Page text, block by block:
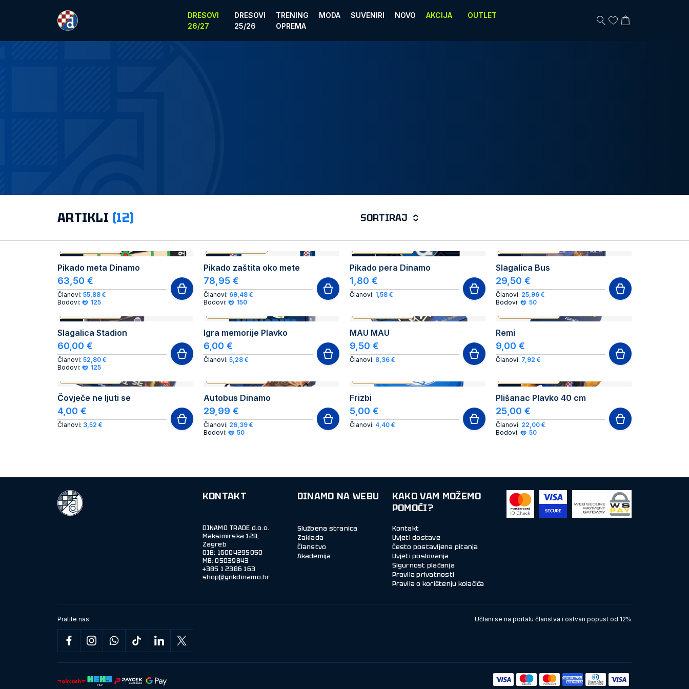
DRESOVI
26/27
DRESOVI
25/26
TRENING
OPREMA
MODA SUVENIRI NOVO AKCIJA OUTLET
ARTIKLI (12) SORTIRAJ
Pikado meta Dinamo
63,50 €
Članovi: 55,88 €
Bodovi:
125
Pikado zaštita oko mete
78,95 €
Članovi: 69,48 €
Bodovi:
150
Pikado pera Dinamo
1,80 €
Članovi: 1,58 €
Slagalica Bus
29,50 €
Članovi: 25,96 €
Bodovi:
50
Slagalica Stadion
60,00 €
Članovi: 52,80 €
Bodovi:
125
Igra memorije Plavko
6,00 €
Članovi: 5,28 €
MAU MAU
9,50 €
Članovi: 8,36 €
Remi
9,00 €
Članovi: 7,92 €
Čovječe ne ljuti se
4,00 €
Članovi: 3,52 €
Autobus Dinamo
29,99 €
Članovi: 26,39 €
Bodovi:
50
Frizbi
5,00 €
Članovi: 4,40 €
Plišanac Plavko 40 cm
25,00 €
Članovi: 22,00 €
Bodovi:
50
KONTAKT
DINAMO TRADE d.o.o.
Maksimirska 128,
Zagreb
OIB: 16004295050
MB: 05039843
shop@gnkdinamo.hr
DINAMO NA WEBU
Službena stranica
Zaklada
Članstvo
Akademija
KAKO VAM MOŽEMO
POMOĆI?
Kontakt
Uvjeti dostave
Često postavljena pitanja
Uvjeti poslovanja
Sigurnost plaćanja
Pravila privatnosti
Pravila o korištenju kolačića
Pratite nas: Učlani se na portalu članstva i ostvari popust od 12%